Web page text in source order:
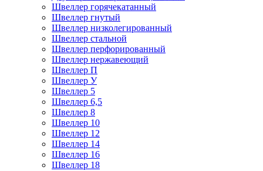
Швеллер горячекатанный
Швеллер гнутый
Швеллер низколегированный
Швеллер стальной
Швеллер перфорированный
Швеллер нержавеющий
Швеллер П
Швеллер У
Швеллер 5
Швеллер 6,5
Швеллер 8
Швеллер 10
Швеллер 12
Швеллер 14
Швеллер 16
Швеллер 18